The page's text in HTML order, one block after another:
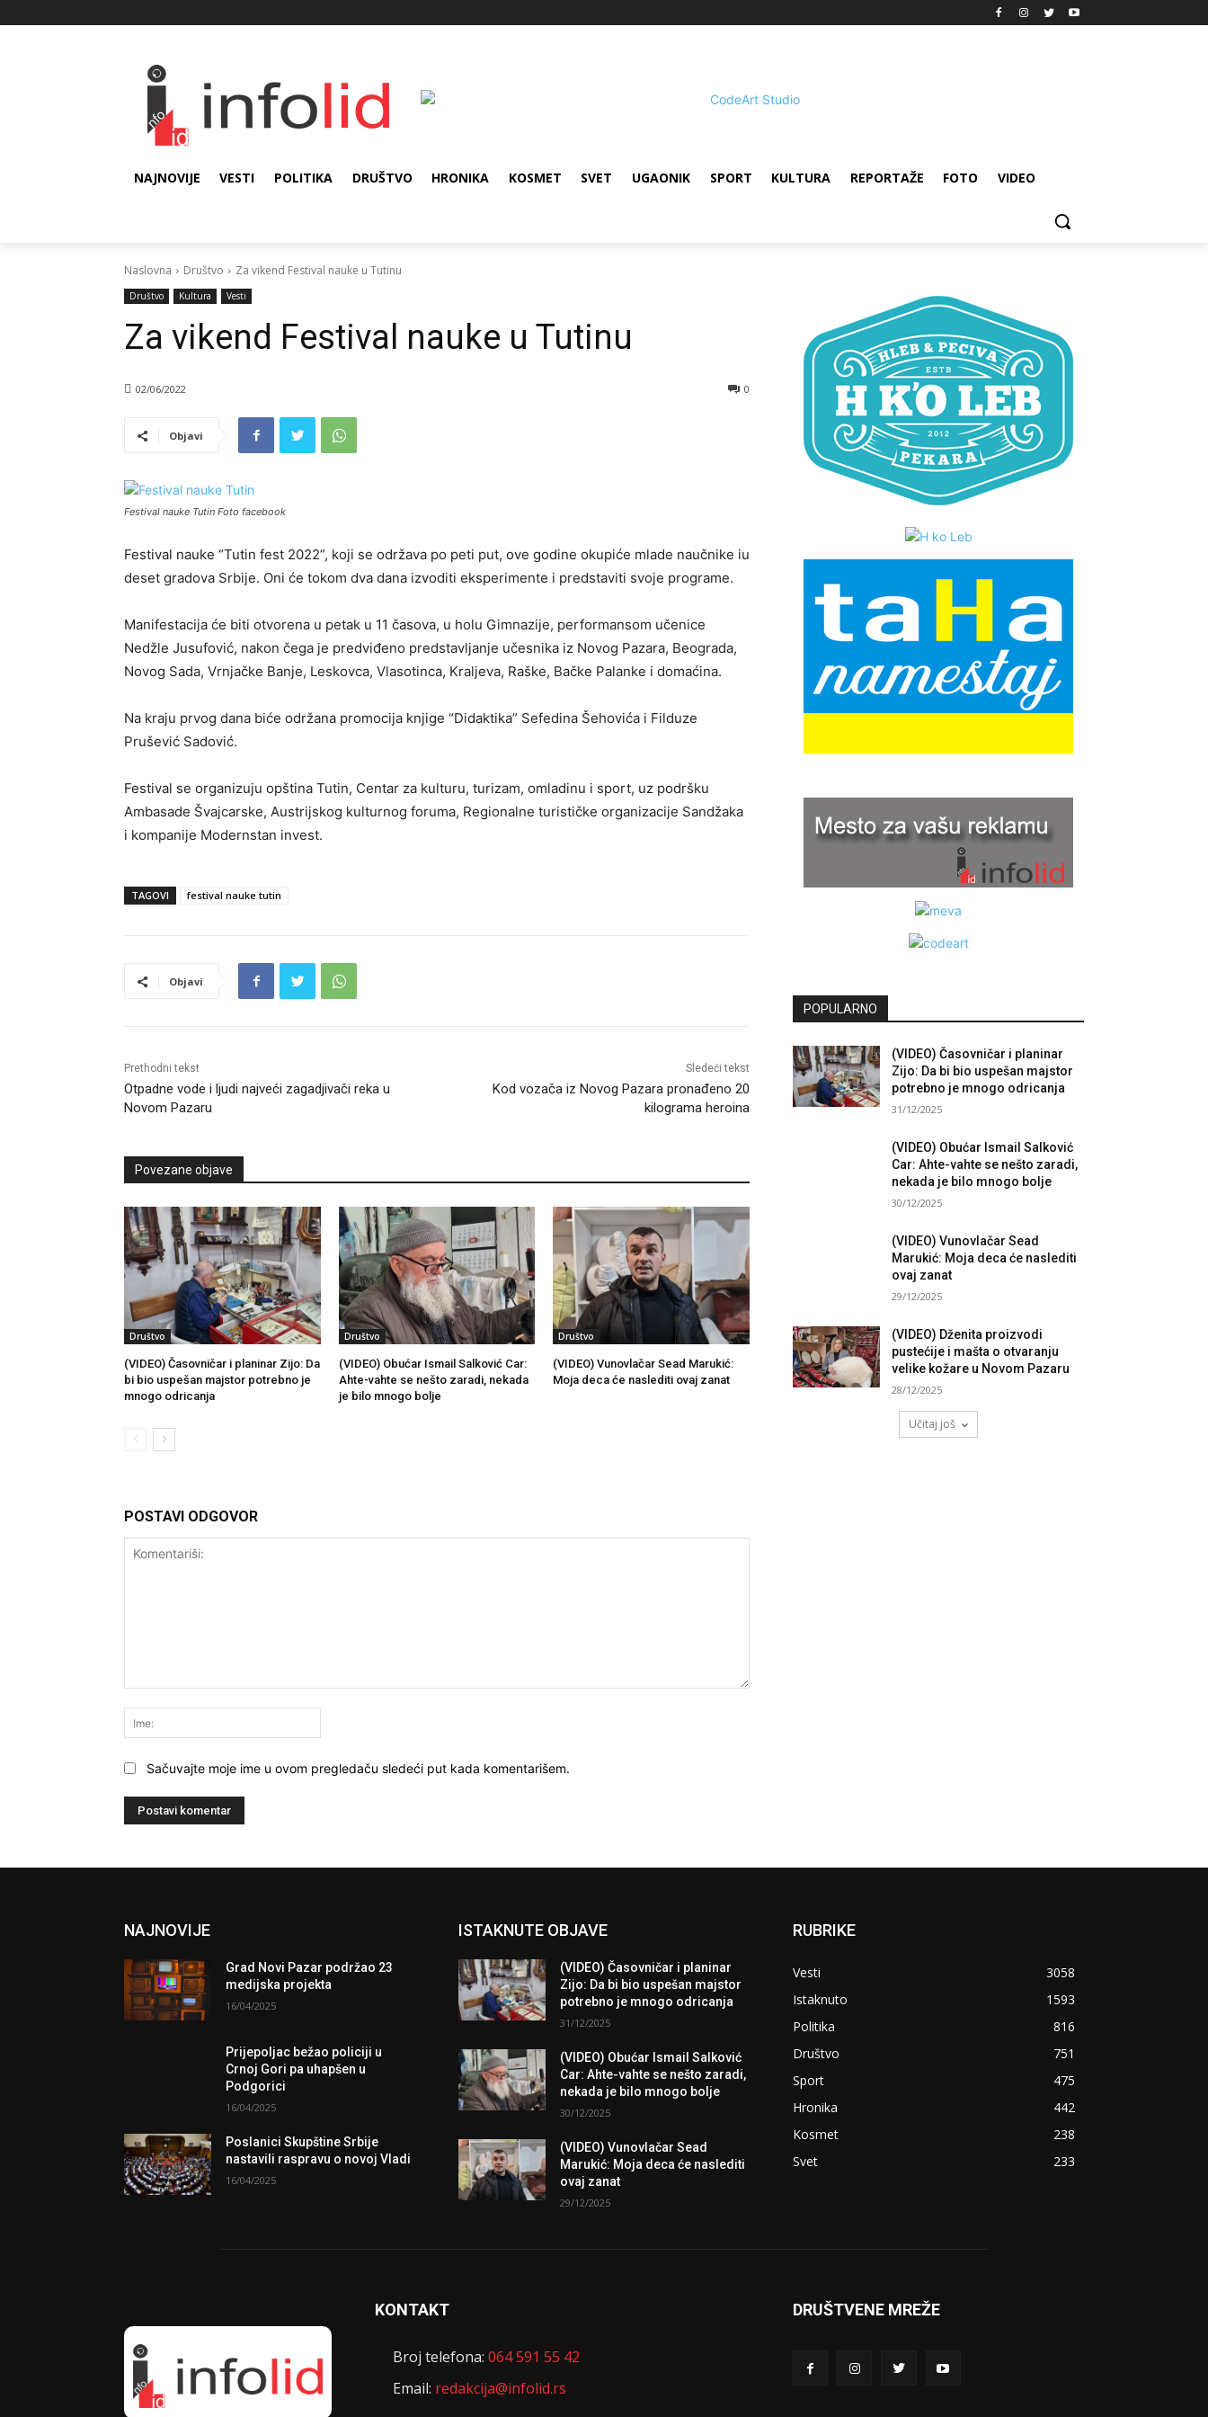
NAJNOVIJE VESTI POLITIKA DRUŠTVO HRONIKA KOSMET SVET UGAONIK SPORT KULTURA REPORTAŽE FOTO VIDEO
Naslovna Društvo Za vikend Festival nauke u Tutinu
Društvo Kultura Vesti
Za vikend Festival nauke u Tutinu
02/06/2022 0
Objavi
Festival nauke Tutin Foto facebook
Festival nauke “Tutin fest 2022”, koji se održava po peti put, ove godine okupiće mlade naučnike iu
deset gradova Srbije. Oni će tokom dva dana izvoditi eksperimente i predstaviti svoje programe.
Manifestacija će biti otvorena u petak u 11 časova, u holu Gimnazije, performansom učenice
Nedžle Jusufović, nakon čega je predviđeno predstavljanje učesnika iz Novog Pazara, Beograda,
Novog Sada, Vrnjačke Banje, Leskovca, Vlasotinca, Kraljeva, Raške, Bačke Palanke i domaćina.
Na kraju prvog dana biće održana promocija knjige “Didaktika” Sefedina Šehovića i Filduze
Prušević Sadović.
Festival se organizuju opština Tutin, Centar za kulturu, turizam, omladinu i sport, uz podršku
Ambasade Švajcarske, Austrijskog kulturnog foruma, Regionalne turističke organizacije Sandžaka
i kompanije Modernstan invest.
TAGOVI festival nauke tutin
Objavi
Prethodni tekst
Otpadne vode i ljudi najveći zagadjivači reka u
Novom Pazaru
Sledeći tekst
Kod vozača iz Novog Pazara pronađeno 20
kilograma heroina
Povezane objave
Društvo
(VIDEO) Časovničar i planinar Zijo: Da
bi bio uspešan majstor potrebno je
mnogo odricanja
Društvo
(VIDEO) Obućar Ismail Salković Car:
Ahte-vahte se nešto zaradi, nekada
je bilo mnogo bolje
Društvo
(VIDEO) Vunovlačar Sead Marukić:
Moja deca će naslediti ovaj zanat
POSTAVI ODGOVOR
Sačuvajte moje ime u ovom pregledaču sledeći put kada komentarišem.
POPULARNO
(VIDEO) Časovničar i planinar
Zijo: Da bi bio uspešan majstor
potrebno je mnogo odricanja
31/12/2025
(VIDEO) Obućar Ismail Salković
Car: Ahte-vahte se nešto zaradi,
nekada je bilo mnogo bolje
30/12/2025
(VIDEO) Vunovlačar Sead
Marukić: Moja deca će naslediti
ovaj zanat
29/12/2025
(VIDEO) Dženita proizvodi
pustećije i mašta o otvaranju
velike kožare u Novom Pazaru
28/12/2025
Učitaj još
NAJNOVIJE
Grad Novi Pazar podržao 23
medijska projekta
16/04/2025
Prijepoljac bežao policiji u
Crnoj Gori pa uhapšen u
Podgorici
16/04/2025
Poslanici Skupštine Srbije
nastavili raspravu o novoj Vladi
16/04/2025
ISTAKNUTE OBJAVE
(VIDEO) Časovničar i planinar
Zijo: Da bi bio uspešan majstor
potrebno je mnogo odricanja
31/12/2025
(VIDEO) Obućar Ismail Salković
Car: Ahte-vahte se nešto zaradi,
nekada je bilo mnogo bolje
30/12/2025
(VIDEO) Vunovlačar Sead
Marukić: Moja deca će naslediti
ovaj zanat
29/12/2025
RUBRIKE
Vesti
3058
Istaknuto
1593
Politika
816
Društvo
751
Sport
475
Hronika
442
Kosmet
238
Svet
233
KONTAKT
Broj telefona: 064 591 55 42
Email: redakcija@infolid.rs
DRUŠTVENE MREŽE